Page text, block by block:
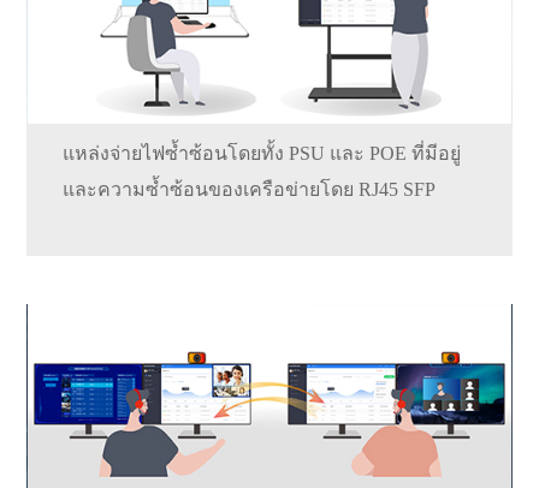
แหล่งจ่ายไฟซ้ำซ้อนโดยทั้ง PSU และ POE ที่มีอยู่
และความซ้ำซ้อนของเครือข่ายโดย RJ45 SFP